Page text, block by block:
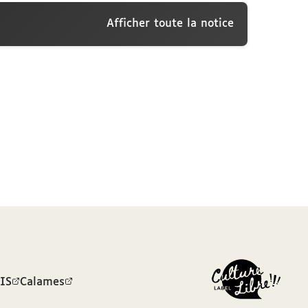
Afficher toute la notice
Calames